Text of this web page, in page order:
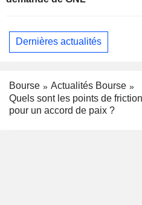
Dernières actualités
Bourse
Actualités Bourse
Quels sont les points de
pour un accord de paix ?